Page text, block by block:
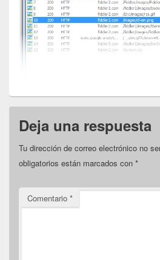
Deja una respuesta
Tu dirección de correo electrónico no
obligatorios están marcados con *
Comentario *